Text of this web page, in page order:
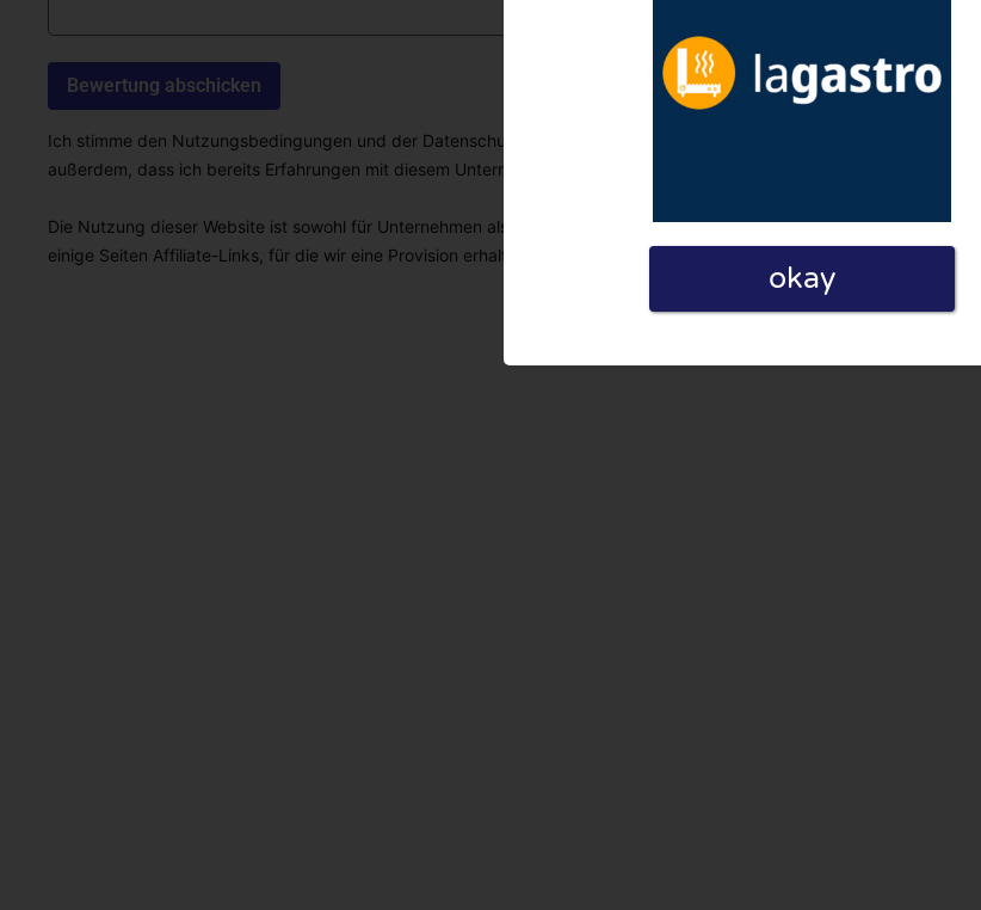
Ich stimme den Nutzungsbedingungen und der Datenschutzrichtlinie zu, indem ich diese Bewertung abgebe. Ich erkläre
außerdem, dass ich bereits Erfahrungen mit diesem Unternehmen gemacht habe.
Die Nutzung dieser Website ist sowohl für Unternehmen als auch für Nutzer völlig kostenlos. Aus diesem Grund enthalten
einige Seiten Affiliate-Links, für die wir eine Provision erhalten können.
okay